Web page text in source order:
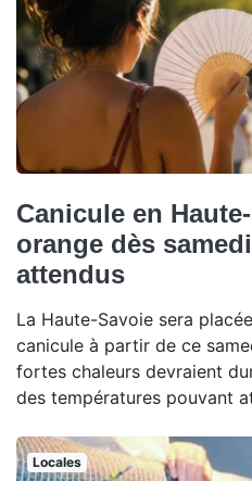
Canicule en
orange dès
attendus
La Haute-Savoie sera
canicule à partir de ce
fortes chaleurs devraient
des températures pouvant
Locales